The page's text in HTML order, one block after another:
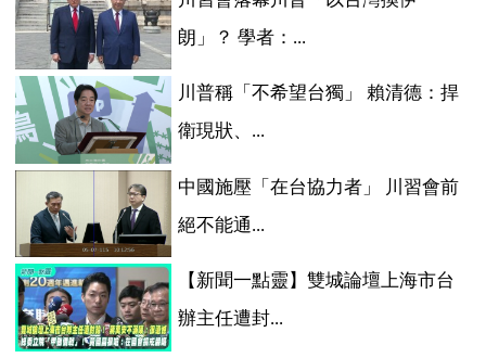
朗」？ 學者：...
川普稱「不希望台獨」 賴清德：捍
衛現狀、...
中國施壓「在台協力者」 川習會前
絕不能通...
【新聞一點靈】雙城論壇上海市台
辦主任遭封...